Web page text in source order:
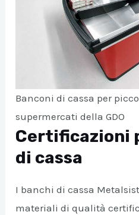
Banconi di cassa per
supermercati della GDO
Certificazioni
di cassa
I banchi di cassa
materiali di qualità